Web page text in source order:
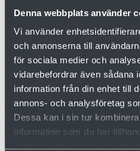
Denna webbplats använder
Vi använder
och annonserna till
för sociala medier och
vidarebefordrar även sådana
information från din enhet till
annons- och analysföretag
Dessa kan i sin tur
information som du har
Want to